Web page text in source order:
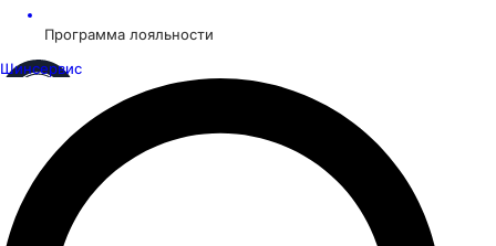
Программа лояльности
Шинсервис